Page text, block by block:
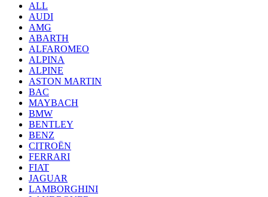
ALL
AUDI
AMG
ABARTH
ALFAROMEO
ALPINA
ALPINE
ASTON MARTIN
BAC
MAYBACH
BMW
BENTLEY
BENZ
CITROËN
FERRARI
FIAT
JAGUAR
LAMBORGHINI